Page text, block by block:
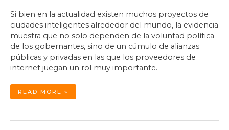
Si bien en la actualidad existen muchos proyectos de
ciudades inteligentes alrededor del mundo, la evidencia
muestra que no solo dependen de la voluntad política
de los gobernantes, sino de un cúmulo de alianzas
públicas y privadas en las que los proveedores de
internet juegan un rol muy importante.
SMARTCITIES:
GRAN
ISP
READ MORE »